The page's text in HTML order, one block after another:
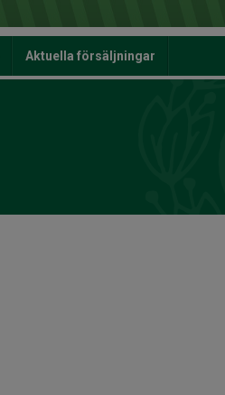
Aktuella försäljningar